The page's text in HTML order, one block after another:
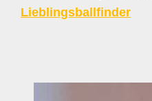
Lieblingsballfinder